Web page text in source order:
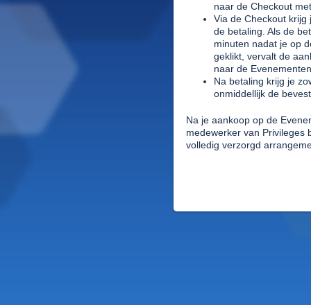
naar de Checkout
Via de Checkout krijg
de betaling. Als de
minuten nadat je op
geklikt, vervalt de
naar de
Na betaling krijg je
onmiddellijk de
Na je aankoop op de
medewerker van Privileges
volledig verzorgd